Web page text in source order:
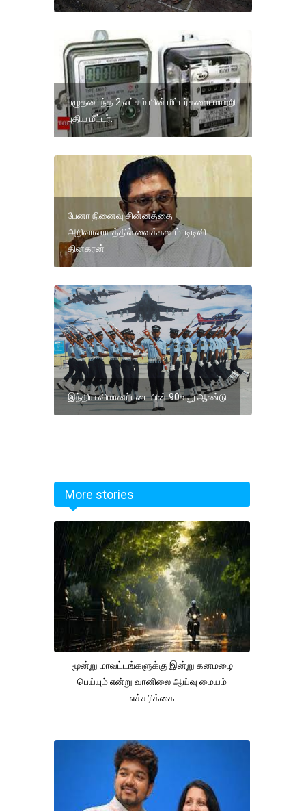
பழுதடைந்த 2 லட்சம் மின் மீட்டர்களை மாற்றி
புதிய மீட்டர்.
பேனா நினைவு சின்னத்தை
அறிவாலாயத்தில் வைக்கலாம்: டிடிவி
தினகரன்
இந்திய விமானப்படையின் 90வது ஆண்டு
More stories
மூன்று மாவட்டங்களுக்கு இன்று கனமழை
பெய்யும் என்று வானிலை ஆய்வு மையம்
எச்சரிக்கை